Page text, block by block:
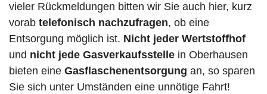
vieler Rückmeldungen bitten wir Sie auch hier, kurz
vorab telefonisch nachzufragen, ob eine
Entsorgung möglich ist. Nicht jeder Wertstoffhof
und nicht jede Gasverkaufsstelle in Oberhausen
bieten eine Gasflaschenentsorgung an, so sparen
Sie sich unter Umständen eine unnötige Fahrt!